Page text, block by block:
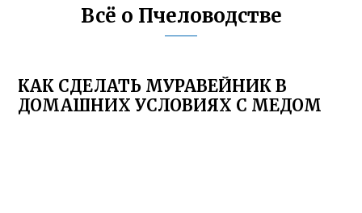
Всё о Пчеловодстве
КАК СДЕЛАТЬ МУРАВЕЙНИК В
ДОМАШНИХ УСЛОВИЯХ С МЕДОМ